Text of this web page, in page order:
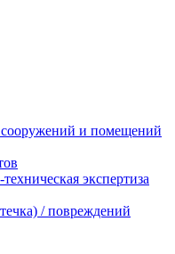
сооружений и помещений
экспертиза
/ повреждений